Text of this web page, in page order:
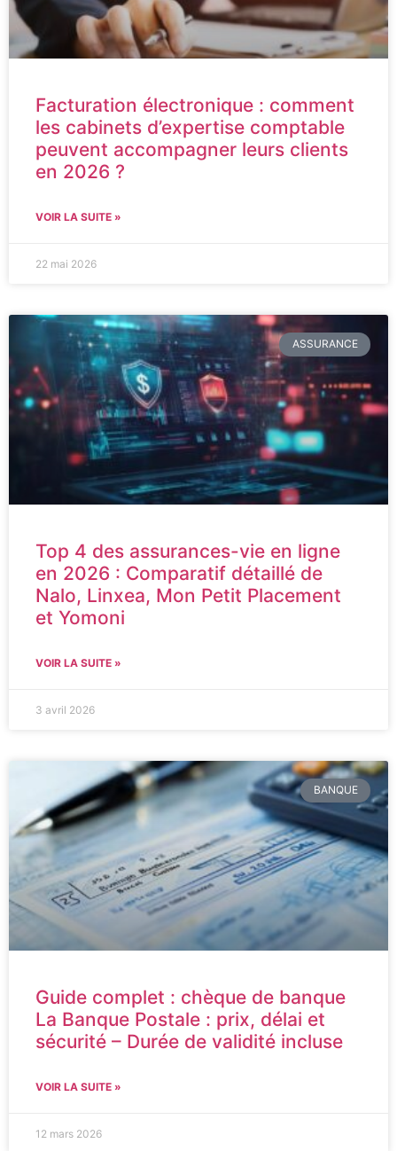
Facturation électronique : comment
les cabinets d’expertise comptable
peuvent accompagner leurs clients
en 2026 ?
VOIR LA SUITE »
22 mai 2026
ASSURANCE
Top 4 des assurances-vie en ligne
en 2026 : Comparatif détaillé de
Nalo, Linxea, Mon Petit Placement
et Yomoni
VOIR LA SUITE »
3 avril 2026
BANQUE
Guide complet : chèque de banque
La Banque Postale : prix, délai et
sécurité – Durée de validité incluse
VOIR LA SUITE »
12 mars 2026